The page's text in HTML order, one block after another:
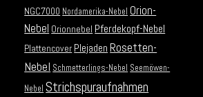
NGC7000 Nordamerika-Nebel Orion-
Nebel Orionnebel Pferdekopf-Nebel
Plattencover Plejaden Rosetten-
Nebel Schmetterlings-Nebel Seemöwen-
Nebel Strichspuraufnahmen